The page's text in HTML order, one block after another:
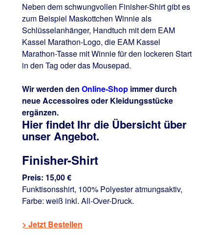
Neben dem schwungvollen Finisher-Shirt gibt es
zum Beispiel Maskottchen Winnie als
Schlüsselanhänger, Handtuch mit dem EAM
Kassel Marathon-Logo, die EAM Kassel
Marathon-Tasse mit Winnie für den lockeren Start
in den Tag oder das Mousepad.
Wir werden den Online-Shop immer durch
neue Accessoires oder Kleidungsstücke
ergänzen.
Hier findet Ihr die Übersicht über
unser Angebot.
Finisher-Shirt
Preis: 15,00 €
Funktisonsshirt, 100% Polyester atmungsaktiv,
Farbe: weiß inkl. All-Over-Druck.
> Jetzt Bestellen